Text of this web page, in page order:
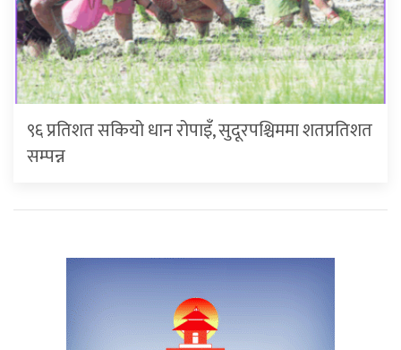
९६ प्रतिशत सकियो धान रोपाइँ, सुदूरपश्चिममा शतप्रतिशत
सम्पन्न